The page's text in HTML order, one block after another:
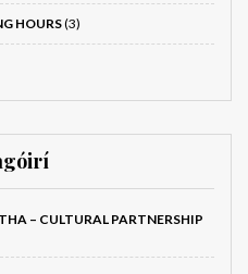
HOURS(3)
– CULTURAL PARTNERSHIP